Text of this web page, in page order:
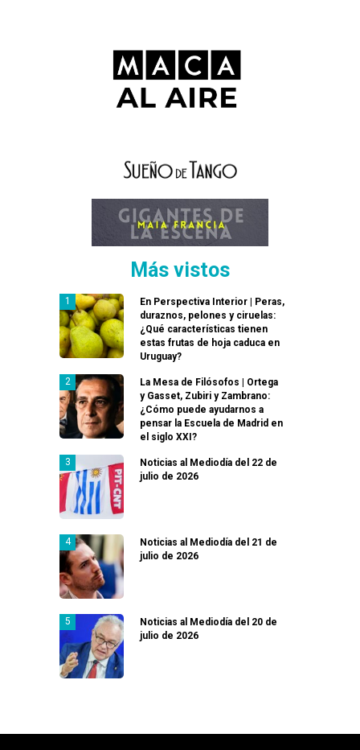
Más vistos
En Perspectiva Interior | Peras,
duraznos, pelones y ciruelas:
¿Qué características tienen
estas frutas de hoja caduca en
Uruguay?
La Mesa de Filósofos | Ortega
y Gasset, Zubiri y Zambrano:
¿Cómo puede ayudarnos a
pensar la Escuela de Madrid en
el siglo XXI?
Noticias al Mediodía del 22 de
julio de 2026
Noticias al Mediodía del 21 de
julio de 2026
Noticias al Mediodía del 20 de
julio de 2026